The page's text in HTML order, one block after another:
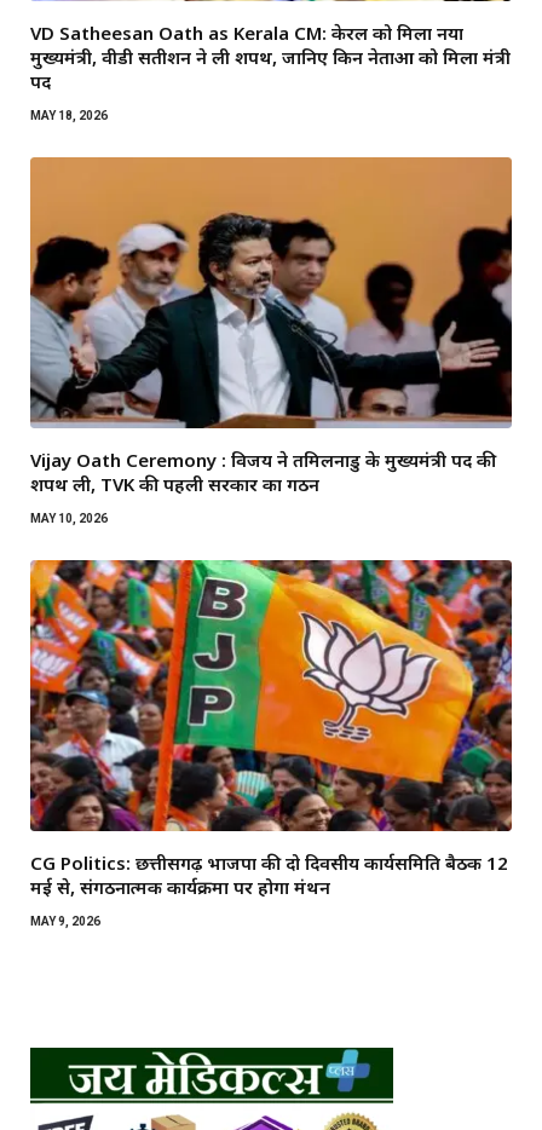
VD Satheesan Oath as Kerala CM: केरल को मिला नया
मुख्यमंत्री, वीडी सतीशन ने ली शपथ, जानिए किन नेताओं को मिला मंत्री
पद
MAY 18, 2026
Vijay Oath Ceremony : विजय ने तमिलनाडु के मुख्यमंत्री पद की
शपथ ली, TVK की पहली सरकार का गठन
MAY 10, 2026
CG Politics: छत्तीसगढ़ भाजपा की दो दिवसीय कार्यसमिति बैठक 12
मई से, संगठनात्मक कार्यक्रमों पर होगा मंथन
MAY 9, 2026